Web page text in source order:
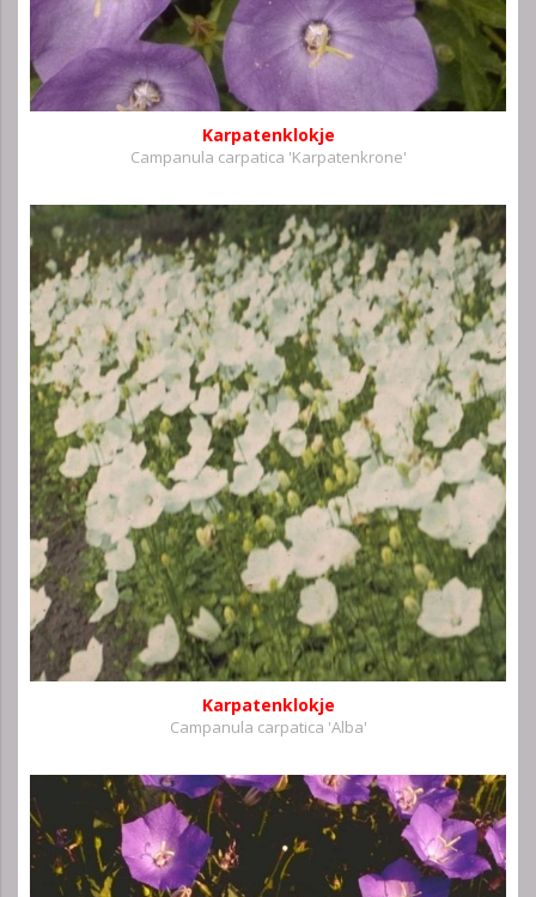
Karpatenklokje
Campanula carpatica 'Karpatenkrone'
Karpatenklokje
Campanula carpatica 'Alba'